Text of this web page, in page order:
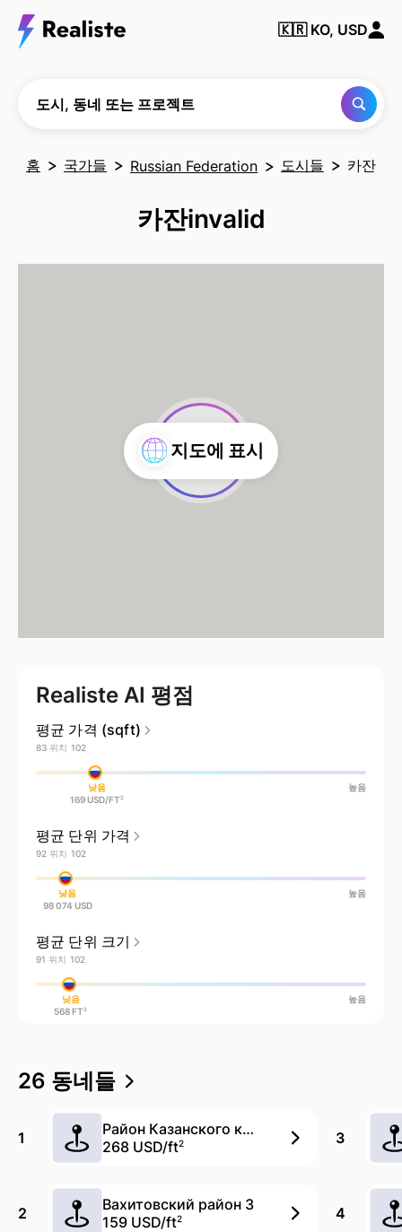
🇰🇷 KO, USD
도시, 동네 또는 프로젝트
홈 국가들 Russian Federation 도시들 카잔
카잔invalid
🇷🇺
지도에 표시
Realiste AI 평점
평균 가격 (sqft)
83 위치 102
낮음
169 USD/FT2
높음
평균 단위 가격
92 위치 102
낮음
98 074 USD
높음
평균 단위 크기
91 위치 102
낮음
568 FT2
높음
26 동네들
1
Район Казанского кремля
268 USD/ft2
2
Вахитовский район 3
159 USD/ft2
3
4